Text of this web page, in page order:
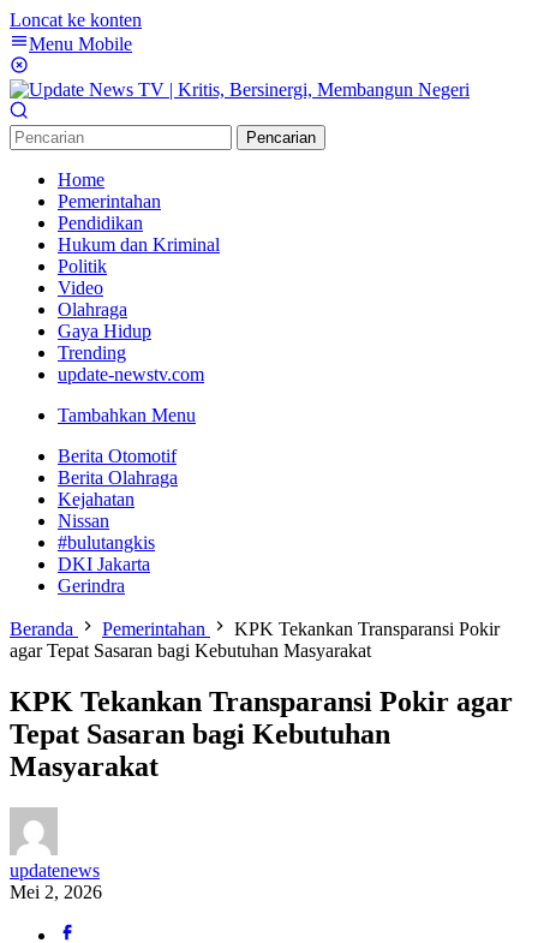
Loncat ke konten
Menu Mobile
Pencarian
Home
Pemerintahan
Pendidikan
Hukum dan Kriminal
Politik
Video
Olahraga
Gaya Hidup
Trending
update-newstv.com
Tambahkan Menu
Berita Otomotif
Berita Olahraga
Kejahatan
Nissan
#bulutangkis
DKI Jakarta
Gerindra
Beranda Pemerintahan
KPK Tekankan Transparansi Pokir
agar Tepat Sasaran bagi Kebutuhan Masyarakat
KPK Tekankan Transparansi Pokir agar
Tepat Sasaran bagi Kebutuhan
Masyarakat
updatenews
Mei 2, 2026